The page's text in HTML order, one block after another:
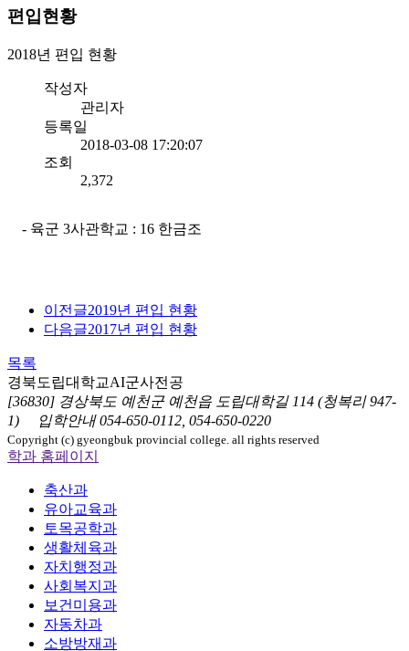
편입현황
2018년 편입 현황
작성자
관리자
등록일
2018-03-08 17:20:07
조회
2,372
- 육군 3사관학교 : 16 한금조
이전글2019년 편입 현황
다음글2017년 편입 현황
목록
경북도립대학교AI군사전공
[36830] 경상북도 예천군 예천읍 도립대학길 114 (청복리 947-
1)
입학안내054-650-0112, 054-650-0220
Copyright (c) gyeongbuk provincial college. all rights reserved
학과 홈페이지
축산과
유아교육과
토목공학과
생활체육과
자치행정과
사회복지과
보건미용과
자동차과
소방방재과